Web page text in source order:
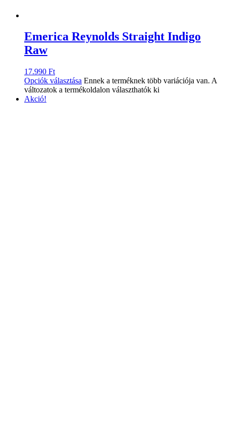
Emerica Reynolds Straight Indigo
Raw
17.990 Ft
Opciók választása Ennek a terméknek több variációja van. A
változatok a termékoldalon választhatók ki
Akció!